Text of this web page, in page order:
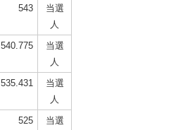
543
当選
人
540.775
当選
人
535.431
当選
人
525
当選